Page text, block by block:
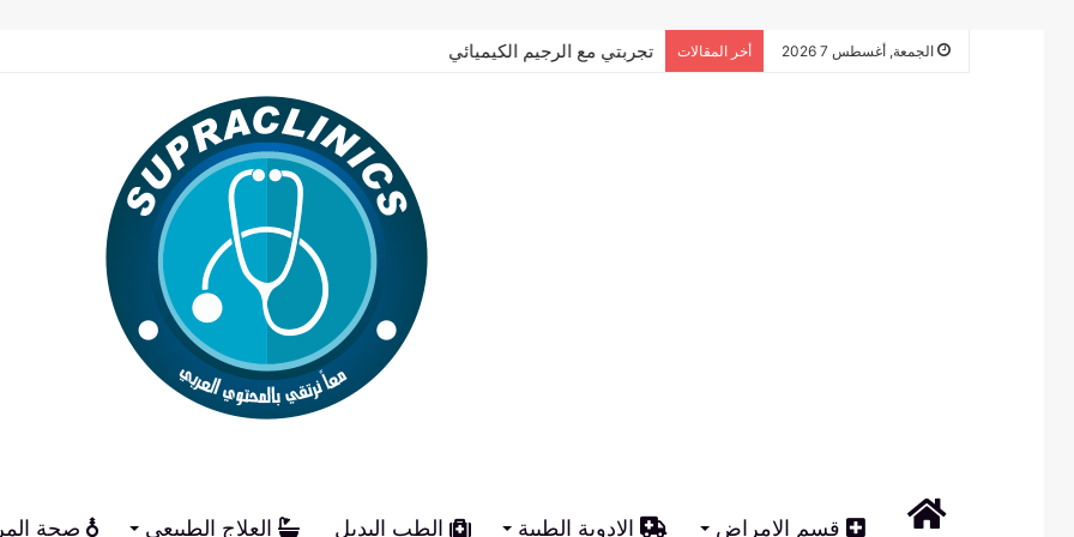
الجمعة, أغسطس 7 2026 أخر المقالات تجربتي مع الرجيم الكيميائي
الرئيسيةقسم الامراض الادوية الطبية الطب البديل العلاج الطبيعي صحة